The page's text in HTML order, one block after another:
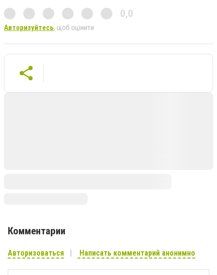
0,0
Авторизуйтесь, щоб оцінити
Комментарии
Авторизоваться Написать комментарий анонимно